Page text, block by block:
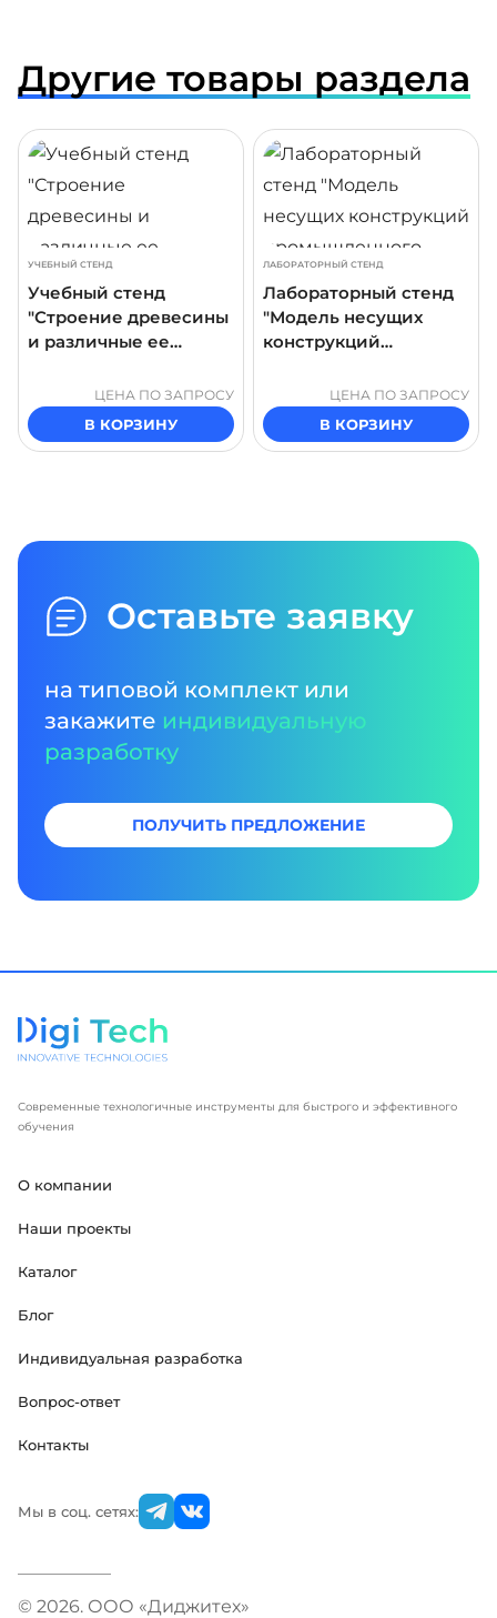
Другие товары раздела
УЧЕБНЫЙ СТЕНД
Учебный стенд
"Строение древесины
и различные ее
ЦЕНА ПО ЗАПРОСУ
В КОРЗИНУ
ЛАБОРАТОРНЫЙ СТЕНД
Лабораторный стенд
"Модель несущих
конструкций
здания"ЦЕНА ПО ЗАПРОСУ
В КОРЗИНУ
ПОДРОБНЕЕ
Оставьте заявку
на типовой комплект или
закажите индивидуальную
разработку
ПОЛУЧИТЬ ПРЕДЛОЖЕНИЕ
Современные технологичные инструменты для быстрого и эффективного
обучения
О компании
Наши проекты
Каталог
Блог
Индивидуальная разработка
Вопрос-ответ
Контакты
Мы в соц. сетях:
© 2026. ООО «Диджитех»